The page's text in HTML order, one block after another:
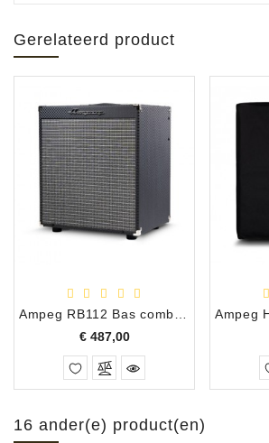
Gerelateerd product
€ 487,00Prijs
16 ander(e) product(en)